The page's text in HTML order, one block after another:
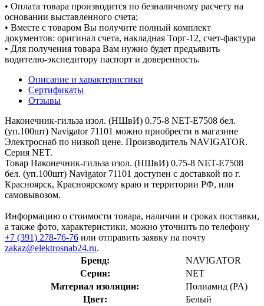
• Оплата товара производится по безналичному расчету на
основании выставленного счета;
• Вместе с товаром Вы получите полный комплект
документов: оригинал счета, накладная Торг-12, счет-фактура
• Для получения товара Вам нужно будет предъявить
водителю-экспедитору паспорт и доверенность.
Описание и характеристики
Сертификаты
Отзывы
Наконечник-гильза изол. (НШвИ) 0.75-8 NET-Е7508 бел.
(уп.100шт) Navigator 71101 можно приобрести в магазине
Электроснаб по низкой цене. Производитель NAVIGATOR.
Серия NET.
Товар Наконечник-гильза изол. (НШвИ) 0.75-8 NET-Е7508
бел. (уп.100шт) Navigator 71101 доступен с доставкой по г.
Красноярск, Красноярскому краю и территории РФ, или
самовывозом.
Информацию о стоимости товара, наличии и сроках поставки,
а также фото, характеристики, можно уточнить по телефону
+7 (391) 278-76-76 или отправить заявку на почту
zakaz@elektrosnab24.ru.
Бренд:
NAVIGATOR
Серия:
NET
Материал изоляции:
Полиамид (PA)
Цвет:
Белый